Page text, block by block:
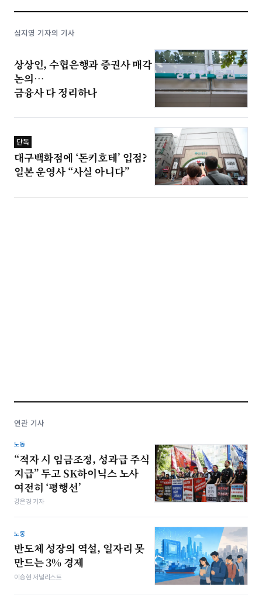
심지영 기자의 기사
상상인, 수협은행과 증권사 매각
논의…
금융사 다 정리하나
단독
대구백화점에 ‘돈키호테’ 입점?
일본 운영사 “사실 아니다”
연관 기사
노동
“적자 시 임금조정, 성과급 주식
지급” 두고 SK하이닉스 노사
여전히 ‘평행선’
강은경 기자
노동
반도체 성장의 역설, 일자리 못
만드는 3% 경제
이승현 저널리스트